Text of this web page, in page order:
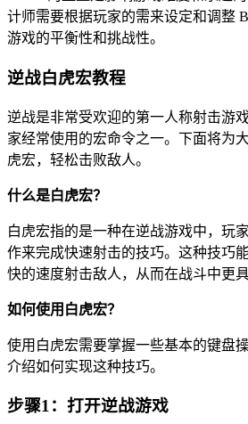
计师需要根据玩家的需来设定和调整
游戏的平衡性和挑战性。
逆战白虎宏教程
逆战是非常受欢迎的第一人称射击游
家经常使用的宏命令之一。下面将为
虎宏，轻松击败敌人。
什么是白虎宏？
白虎宏指的是一种在逆战游戏中，玩
作来完成快速射击的技巧。这种技巧
快的速度射击敌人，从而在战斗中更具
如何使用白虎宏？
使用白虎宏需要掌握一些基本的键盘
介绍如何实现这种技巧。
步骤1：打开逆战游戏